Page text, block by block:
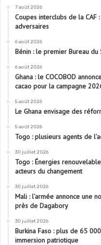
7 août 2026
Coupes interclubs de la
adversaires
6 août 2026
Bénin : le premier Bureau
6 août 2026
Ghana : le COCOBOD
cacao pour la campagne
5 août 2026
Le Ghana envisage des
5 août 2026
Togo : plusieurs agents de
30 juillet 2026
Togo : Énergies
acteurs du changement
30 juillet 2026
Mali : l’armée annonce une
près de Dagabory
30 juillet 2026
Burkina Faso : plus de 65
immersion patriotique